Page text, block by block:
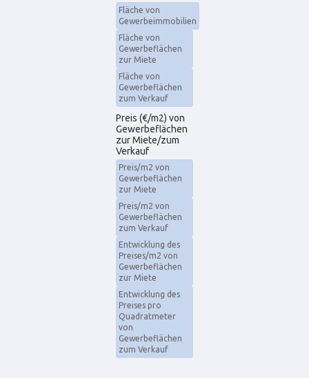
Fläche von
Gewerbeimmobilien
Fläche von
Gewerbeflächen
zur Miete
Fläche von
Gewerbeflächen
zum Verkauf
Preis (€/m2) von
Gewerbeflächen
zur Miete/zum
Verkauf
Preis/m2 von
Gewerbeflächen
zur Miete
Preis/m2 von
Gewerbeflächen
zum Verkauf
Entwicklung des
Preises/m2 von
Gewerbeflächen
zur Miete
Entwicklung des
Preises pro
Quadratmeter
von
Gewerbeflächen
zum Verkauf